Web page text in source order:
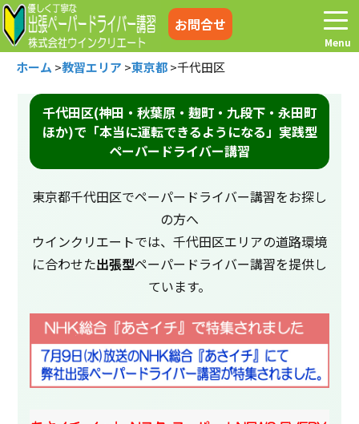
お問合せ
ホーム お電話はこちら
お客様の声 コラム&トピックス
出張地域 メディア紹介
スタッフ紹介 申し込みフロー
ホーム >教習エリア >東京都>千代田区
千代田区(神田・秋葉原・麹町・九段下・永田町
ほか)で「本当に運転できるようになる」実践型
ペーパードライバー講習
東京都千代田区でペーパードライバー講習をお探し
の方へ
ウインクリエートでは、千代田区エリアの道路環境
に合わせた出張型ペーパードライバー講習を提供し
ています。